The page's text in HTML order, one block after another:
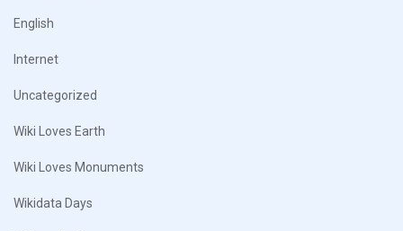
English
Internet
Uncategorized
Wiki Loves Earth
Wiki Loves Monuments
Wikidata Days